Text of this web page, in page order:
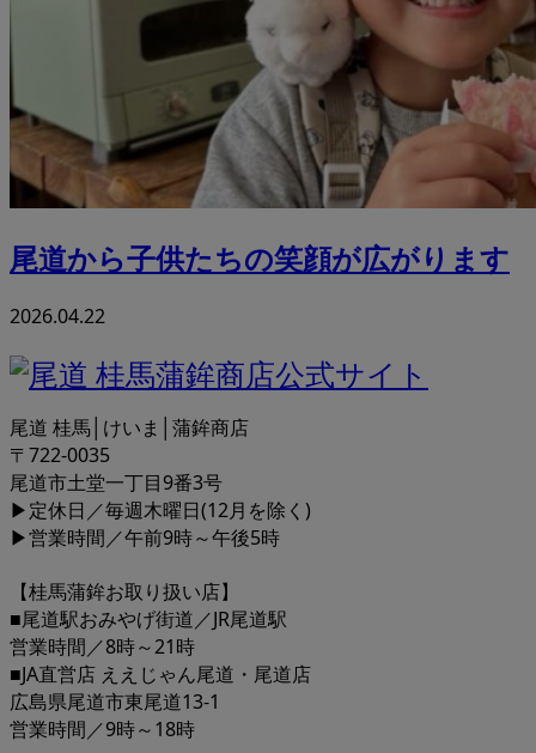
尾道から子供たちの笑顔が広がります
2026.04.22
尾道 桂馬│けいま│蒲鉾商店
〒722-0035
尾道市土堂一丁目9番3号
▶定休日／毎週木曜日(12月を除く)
▶営業時間／午前9時～午後5時
【桂馬蒲鉾お取り扱い店】
■尾道駅おみやげ街道／JR尾道駅
営業時間／8時～21時
■JA直営店 ええじゃん尾道・尾道店
広島県尾道市東尾道13-1
営業時間／9時～18時